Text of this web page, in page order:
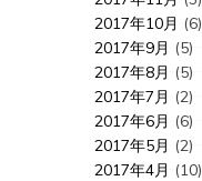
2017年10月 (6)
2017年9月 (5)
2017年8月 (5)
2017年7月 (2)
2017年6月 (6)
2017年5月 (2)
2017年4月 (10)